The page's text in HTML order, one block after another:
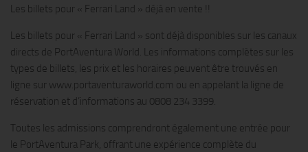
Les billets pour « Ferrari Land » déjà en vente !!
Les billets pour « Ferrari Land » sont déjà disponibles sur les canaux
directs de PortAventura World. Les informations complètes sur les
types de billets, les prix et les horaires peuvent être trouvés en
ligne sur www.portaventuraworld.com ou en appelant la ligne de
réservation et d’informations au 0808 234 3399.
Toutes les admissions comprendront également une entrée pour
le PortAventura Park, offrant une expérience complète du